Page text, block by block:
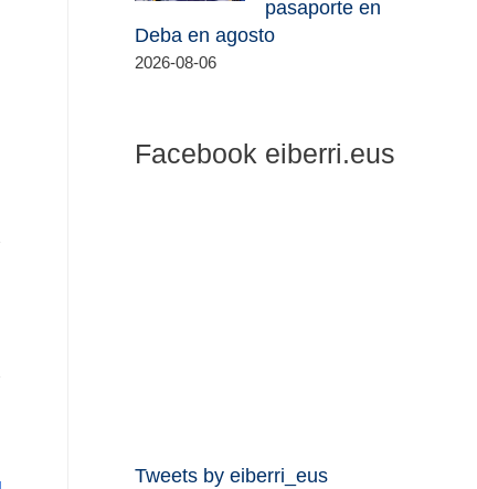
pasaporte en
Deba en agosto
2026-08-06
Facebook eiberri.eus
Tweets by eiberri_eus